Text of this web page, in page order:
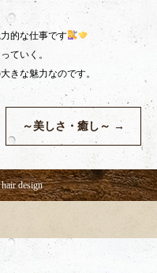
的な仕事です
ていく。
きな魅力なのです。
～美しさ・癒し～ →
design